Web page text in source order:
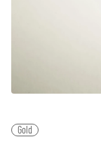
Gold